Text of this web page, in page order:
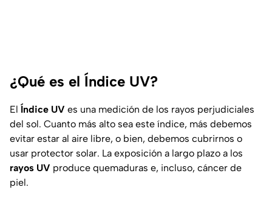
¿Qué es el Índice UV?
El Índice UV es una medición de los rayos perjudiciales
del sol. Cuanto más alto sea este índice, más debemos
evitar estar al aire libre, o bien, debemos cubrirnos o
usar protector solar. La exposición a largo plazo a los
rayos UV produce quemaduras e, incluso, cáncer de
piel.